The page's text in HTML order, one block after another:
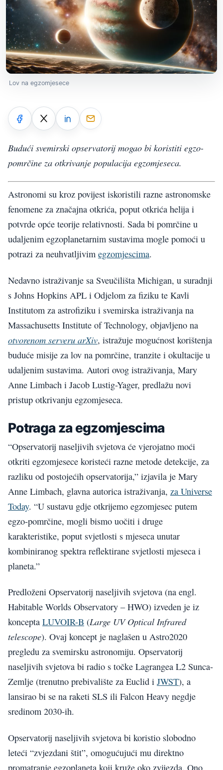
Lov na egzomjesece
Budući svemirski opservatorij mogao bi koristiti egzo-
pomrčine za otkrivanje populacija egzomjeseca.
Astronomi su kroz povijest iskoristili razne astronomske
fenomene za značajna otkrića, poput otkrića helija i
potvrde opće teorije relativnosti. Sada bi pomrčine u
udaljenim egzoplanetarnim sustavima mogle pomoći u
potrazi za neuhvatljivim egzomjescima.
Nedavno istraživanje sa Sveučilišta Michigan, u suradnji
s Johns Hopkins APL i Odjelom za fiziku te Kavli
Institutom za astrofiziku i svemirska istraživanja na
Massachusetts Institute of Technology, objavljeno na
otvorenom serveru arXiv, istražuje mogućnost korištenja
buduće misije za lov na pomrčine, tranzite i okultacije u
udaljenim sustavima. Autori ovog istraživanja, Mary
Anne Limbach i Jacob Lustig-Yager, predlažu novi
pristup otkrivanju egzomjeseca.
Potraga za egzomjescima
“Opservatorij naseljivih svjetova će vjerojatno moći
otkriti egzomjesece koristeći razne metode detekcije, za
razliku od postojećih opservatorija,” izjavila je Mary
Anne Limbach, glavna autorica istraživanja, za Universe
Today. “U sustavu gdje otkrijemo egzomjesec putem
egzo-pomrčine, mogli bismo uočiti i druge
karakteristike, poput svjetlosti s mjeseca unutar
kombiniranog spektra reflektirane svjetlosti mjeseca i
planeta.”
Predloženi Opservatorij naseljivih svjetova (na engl.
Habitable Worlds Observatory – HWO) izveden je iz
koncepta LUVOIR-B (Large UV Optical Infrared
telescope). Ovaj koncept je naglašen u Astro2020
pregledu za svemirsku astronomiju. Opservatorij
naseljivih svjetova bi radio s točke Lagrangea L2 Sunca-
Zemlje (trenutno prebivalište za Euclid i JWST), a
lansirao bi se na raketi SLS ili Falcon Heavy negdje
sredinom 2030-ih.
Opservatorij naseljivih svjetova bi koristio slobodno
leteći “zvjezdani štit”, omogućujući mu direktno
promatranje egzoplaneta koji kruže oko zvijezda. Ono